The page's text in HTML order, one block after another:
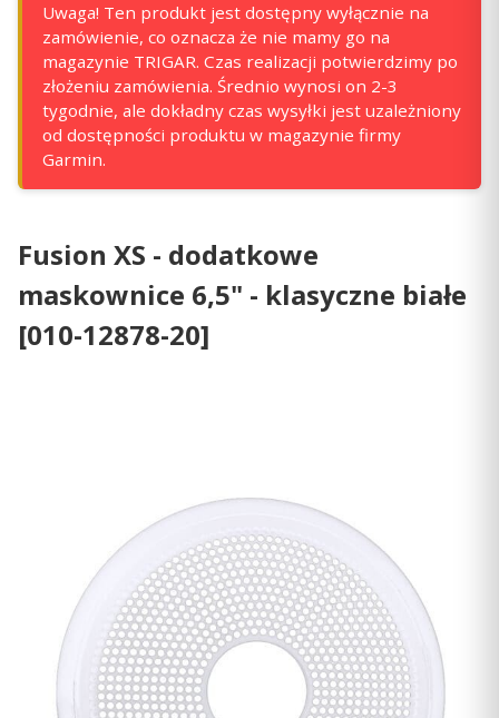
Uwaga! Ten produkt jest dostępny wyłącznie na
zamówienie, co oznacza że nie mamy go na
magazynie TRIGAR. Czas realizacji potwierdzimy po
złożeniu zamówienia. Średnio wynosi on 2-3
tygodnie, ale dokładny czas wysyłki jest uzależniony
od dostępności produktu w magazynie firmy
Garmin.
Fusion XS - dodatkowe
maskownice 6,5" - klasyczne białe
[010-12878-20]